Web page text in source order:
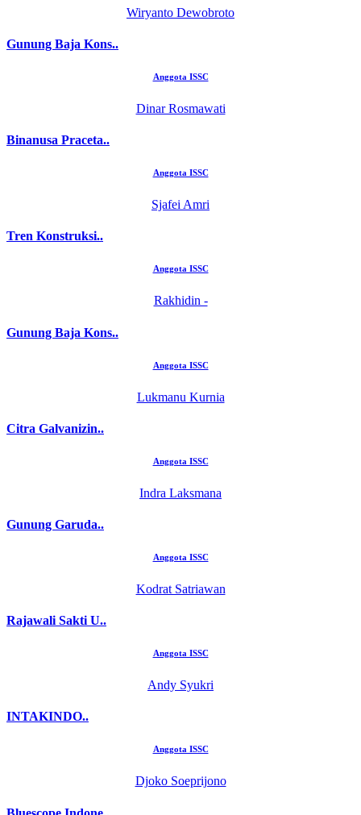
Wiryanto Dewobroto
Gunung Baja Kons..
Anggota ISSC
Dinar Rosmawati
Binanusa Praceta..
Anggota ISSC
Sjafei Amri
Tren Konstruksi..
Anggota ISSC
Rakhidin -
Gunung Baja Kons..
Anggota ISSC
Lukmanu Kurnia
Citra Galvanizin..
Anggota ISSC
Indra Laksmana
Gunung Garuda..
Anggota ISSC
Kodrat Satriawan
Rajawali Sakti U..
Anggota ISSC
Andy Syukri
INTAKINDO..
Anggota ISSC
Djoko Soeprijono